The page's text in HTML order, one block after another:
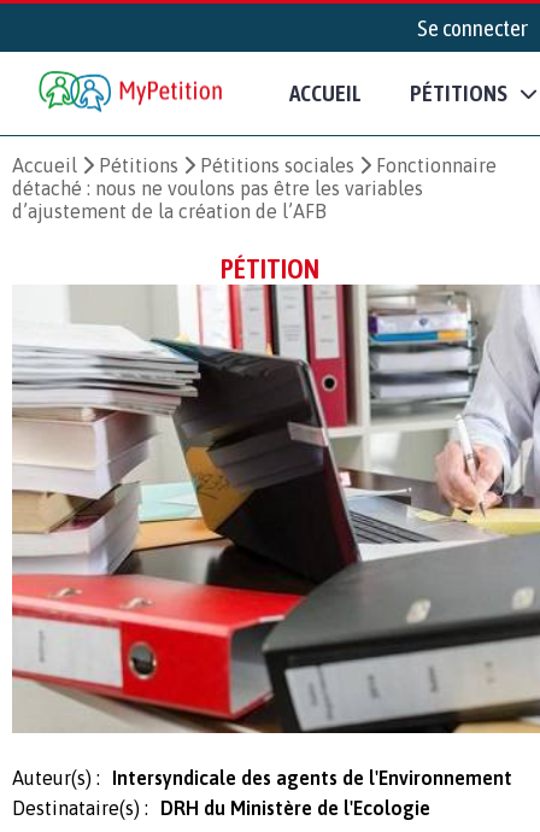
Se connecter
ACCUEIL PÉTITIONS
Accueil Pétitions Pétitions sociales
Fonctionnaire
détaché : nous ne voulons pas être les variables
d’ajustement de la création de l’AFB
PÉTITION
Auteur(s) :
Intersyndicale des agents de l'Environnement
Destinataire(s) :
DRH du Ministère de l'Ecologie